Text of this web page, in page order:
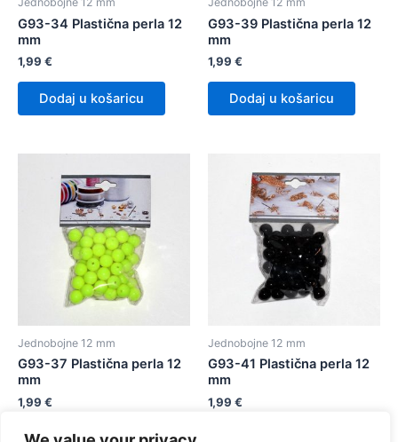
G93-34 Plastična perla 12
mm
1,99 €
Dodaj u košaricu
G93-39 Plastična perla 12
mm
1,99 €
Dodaj u košaricu
Jednobojne 12 mm
G93-37 Plastična perla 12
mm
1,99 €
Jednobojne 12 mm
G93-41 Plastična perla 12
mm
1,99 €